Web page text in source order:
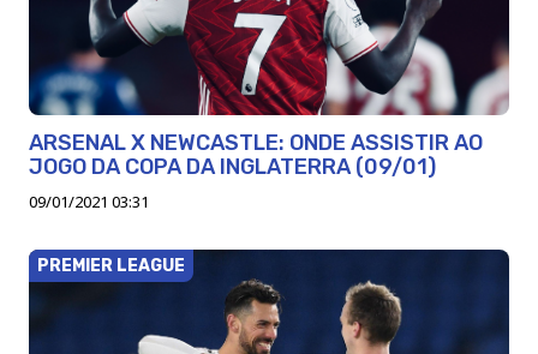
ARSENAL X NEWCASTLE: ONDE ASSISTIR AO
JOGO DA COPA DA INGLATERRA (09/01)
09/01/2021 03:31
PREMIER LEAGUE